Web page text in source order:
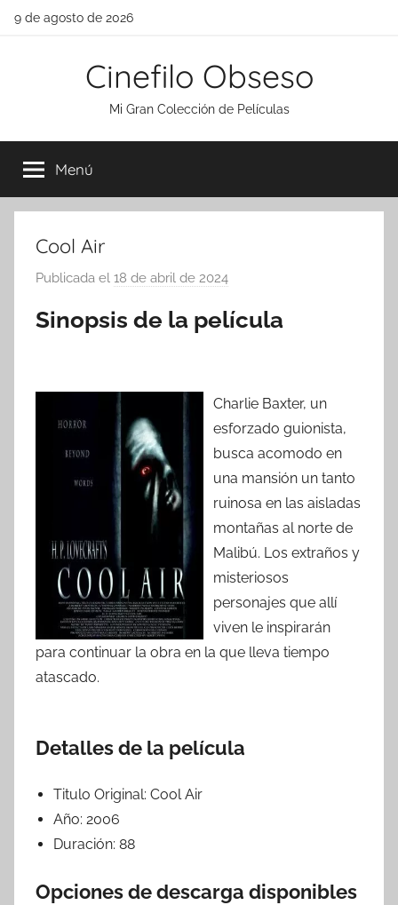
Saltar
9 de agosto de 2026
Cinefilo Obseso
Mi Gran Colección de Películas
Menú
Cool Air
Publicada el 18 de abril de 2024
r
Sinopsis de la película
Charlie Baxter, un
esforzado guionista,
busca acomodo en
una mansión un tanto
ruinosa en las aisladas
montañas al norte de
Malibú. Los extraños y
misteriosos
personajes que allí
viven le inspirarán
para continuar la obra en la que lleva tiempo
atascado.
Detalles de la película
Titulo Original: Cool Air
Año: 2006
Duración: 88
Opciones de descarga disponibles